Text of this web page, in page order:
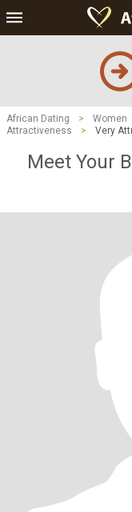
African Dating > Women
Attractiveness
> Very
Meet Your